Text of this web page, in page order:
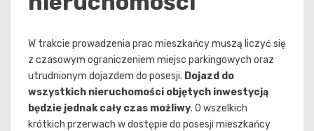
W trakcie prowadzenia prac mieszkańcy muszą liczyć się
z czasowym ograniczeniem miejsc parkingowych oraz
utrudnionym dojazdem do posesji. Dojazd do
wszystkich nieruchomości objętych inwestycją
będzie jednak cały czas możliwy. O wszelkich
krótkich przerwach w dostępie do posesji mieszkańcy